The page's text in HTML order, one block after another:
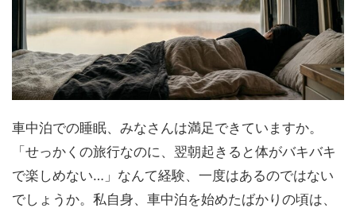
車中泊での睡眠、みなさんは満足できていますか。
「せっかくの旅行なのに、翌朝起きると体がバキバキ
で楽しめない…」なんて経験、一度はあるのではない
でしょうか。私自身、車中泊を始めたばかりの頃は、